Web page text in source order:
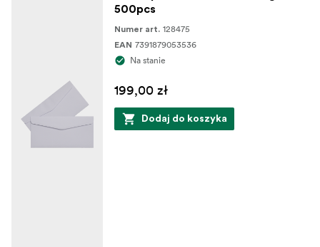
500pcs
Numer art. 128475
EAN 7391879053536
Na stanie
199,00 zł
Dodaj do koszyka